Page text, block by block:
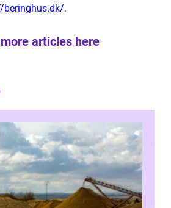
beringhus.dk/.
articles here